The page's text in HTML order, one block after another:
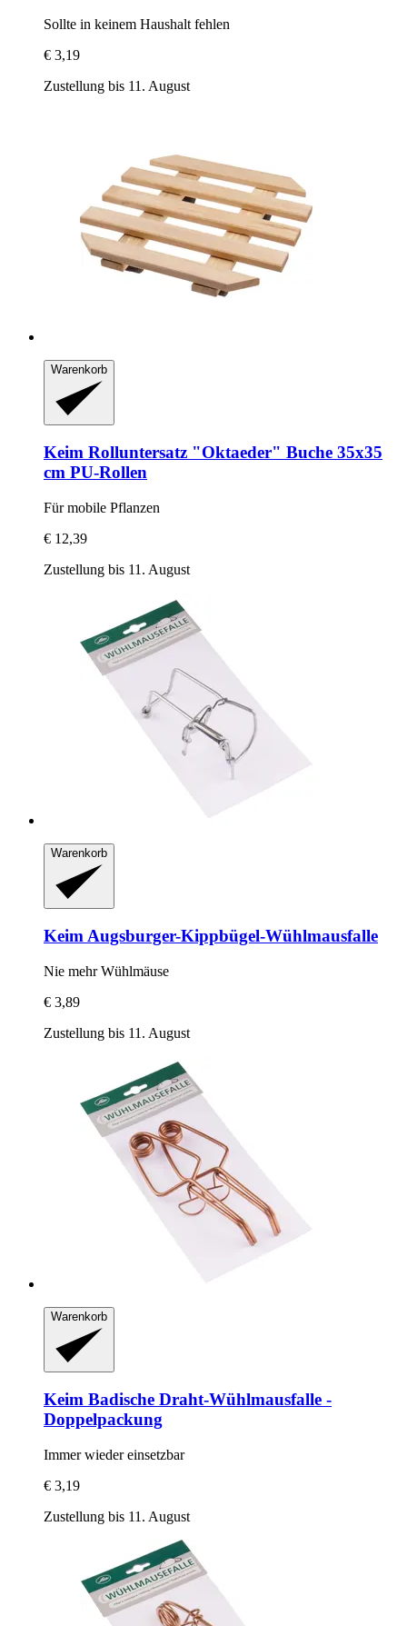
Sollte in keinem Haushalt fehlen
€ 3,19
Zustellung bis 11. August
Warenkorb
Keim Rolluntersatz "Oktaeder" Buche 35x35
cm PU-​Rollen
Für mobile Pflanzen
€ 12,39
Zustellung bis 11. August
Warenkorb
Keim Augsburger-​Kippbügel-​Wühlmausfalle
Nie mehr Wühlmäuse
€ 3,89
Zustellung bis 11. August
Warenkorb
Keim Badische Draht-​Wühlmausfalle -​
Doppelpackung
Immer wieder einsetzbar
€ 3,19
Zustellung bis 11. August